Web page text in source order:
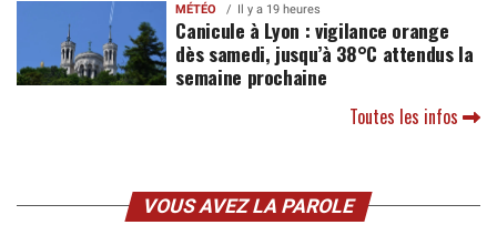
MÉTÉO Il y a 19 heures
Canicule à Lyon : vigilance orange
dès samedi, jusqu’à 38°C attendus la
semaine prochaine
Toutes les infos
VOUS AVEZ LA PAROLE